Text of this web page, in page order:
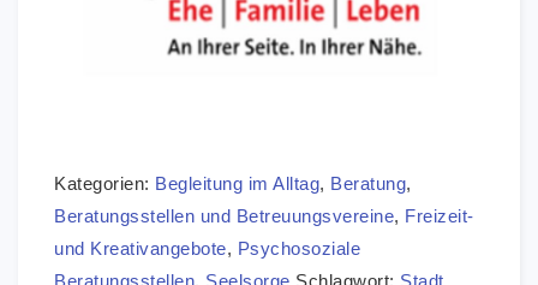
Kategorien: Begleitung im Alltag, Beratung,
Beratungsstellen und Betreuungsvereine, Freizeit-
und Kreativangebote, Psychosoziale
Beratungsstellen, Seelsorge Schlagwort: Stadt